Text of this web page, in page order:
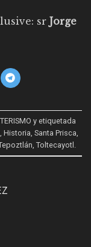
sr Jorge
y etiquetada
Historia Santa Prisca
Toltecayotl